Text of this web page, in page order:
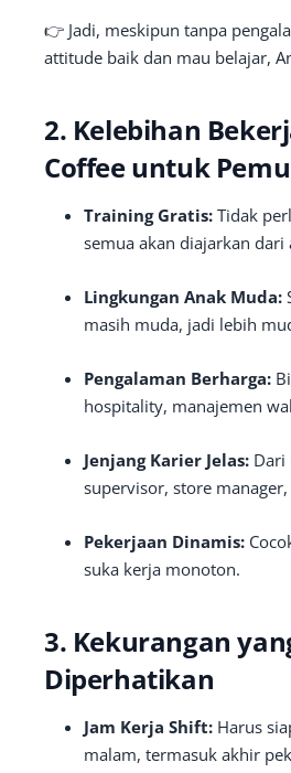
👉 Jadi, meskipun tanpa
attitude baik dan mau belajar,
2. Kelebihan
Coffee untuk
Training Gratis: Tidak
semua akan diajarkan dari
Lingkungan Anak Muda:
masih muda, jadi lebih
Pengalaman Berharga:
hospitality, manajemen
Jenjang Karier Jelas: Dari
supervisor, store
Pekerjaan Dinamis:
suka kerja monoton.
3. Kekurangan
Diperhatikan
Jam Kerja Shift: Harus
malam, termasuk akhir